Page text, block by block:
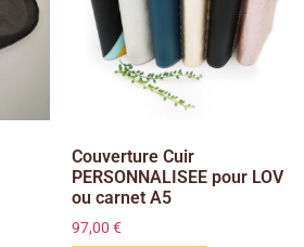
Couverture Cuir
PERSONNALISEE pour LOV
ou carnet A5
97,00 €